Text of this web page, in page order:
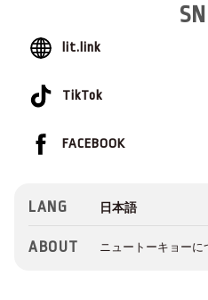
lit.link
TikTok
FACEBOOK
LANG
ABOUT ニュートーキョーに